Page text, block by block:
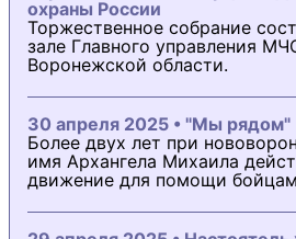
охраны России
Торжественное собрание
зале Главного управления
Воронежской области.
30 апреля 2025 • "Мы рядом"
Более двух лет при
имя Архангела Михаила
движение для помощи